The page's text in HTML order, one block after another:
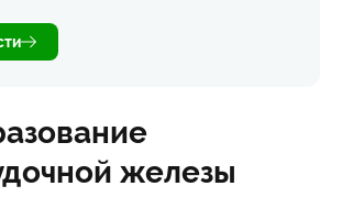
железы